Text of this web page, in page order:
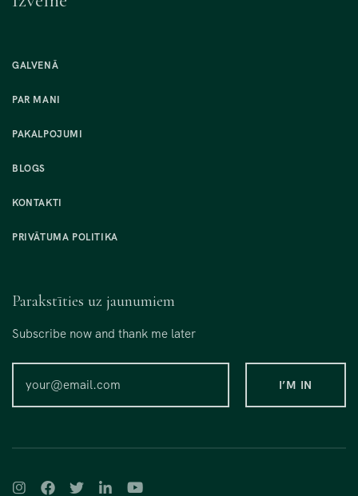
GALVENĀ
PAR MANI
PAKALPOJUMI
BLOGS
KONTAKTI
PRIVĀTUMA POLITIKA
Parakstīties uz jaunumiem
Subscribe now and thank me later